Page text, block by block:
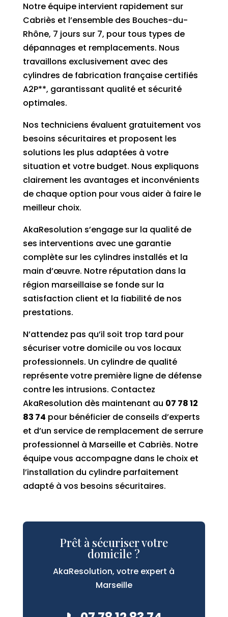
Notre équipe intervient rapidement sur
Cabriès et l’ensemble des Bouches-du-
Rhône, 7 jours sur 7, pour tous types de
dépannages et remplacements. Nous
travaillons exclusivement avec des
cylindres de fabrication française certifiés
A2P**, garantissant qualité et sécurité
optimales.
Nos techniciens évaluent gratuitement vos
besoins sécuritaires et proposent les
solutions les plus adaptées à votre
situation et votre budget. Nous expliquons
clairement les avantages et inconvénients
de chaque option pour vous aider à faire le
meilleur choix.
AkaResolution s’engage sur la qualité de
ses interventions avec une garantie
complète sur les cylindres installés et la
main d’œuvre. Notre réputation dans la
région marseillaise se fonde sur la
satisfaction client et la fiabilité de nos
prestations.
N’attendez pas qu’il soit trop tard pour
sécuriser votre domicile ou vos locaux
professionnels. Un cylindre de qualité
représente votre première ligne de défense
contre les intrusions. Contactez
AkaResolution dès maintenant au 07 78 12
83 74 pour bénéficier de conseils d’experts
et d’un service de remplacement de serrure
professionnel à Marseille et Cabriès. Notre
équipe vous accompagne dans le choix et
l’installation du cylindre parfaitement
adapté à vos besoins sécuritaires.
Prêt à sécuriser votre
domicile ?
AkaResolution, votre expert à
Marseille